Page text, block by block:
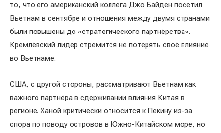
то, что его американский коллега Джо Байден посетил
Вьетнам в сентябре и отношения между двумя странами
были повышены до «стратегического партнёрства».
Кремлёвский лидер стремится не потерять своё влияние
во Вьетнаме.
США, с другой стороны, рассматривают Вьетнам как
важного партнёра в сдерживании влияния Китая в
регионе. Ханой критически относится к Пекину из-за
спора по поводу островов в Южно-Китайском море, но